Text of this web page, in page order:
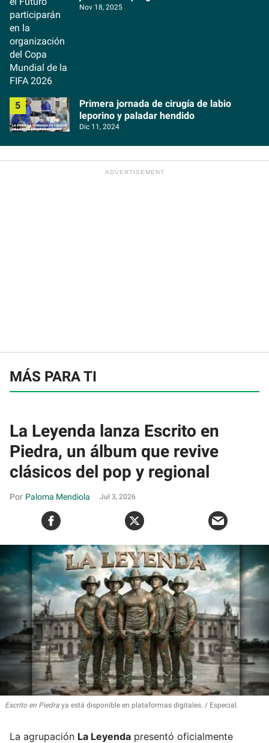
Construyendo el Futuro participarán en la
Nov 18, 2025
Primera jornada de cirugía de labio
leporino y paladar hendido
Dic 11, 2024
MÁS PARA TI
La Leyenda lanza Escrito en
Piedra, un álbum que revive
clásicos del pop y regional
Paloma Mendiola Jul 3, 2026
Escrito en Piedra ya está disponible en plataformas digitales. Especial.
La agrupación La Leyenda presentó oficialmente